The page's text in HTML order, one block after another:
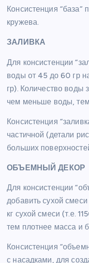
Консистенция “база”
кружева.
ЗАЛИВКА
Для консистенции
воды от 45 до 60 гр
гр). Количество воды
чем меньше воды,
Консистенция
частичной (детали
больших
ОБЪЕМНЫЙ ДЕКОР
Для консистенции
добавить сухой
кг сухой смеси (т.е.
тем плотнее масса и
Консистенция
с насадками, для